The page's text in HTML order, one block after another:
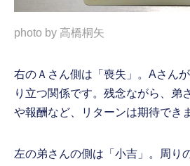
photo by 高橋桐矢
右のＡさん側は「喪失」。Aさん
り立つ関係です。残念ながら、弟
や報酬など、リターンは期待でき
左の弟さんの側は「小吉」。周り